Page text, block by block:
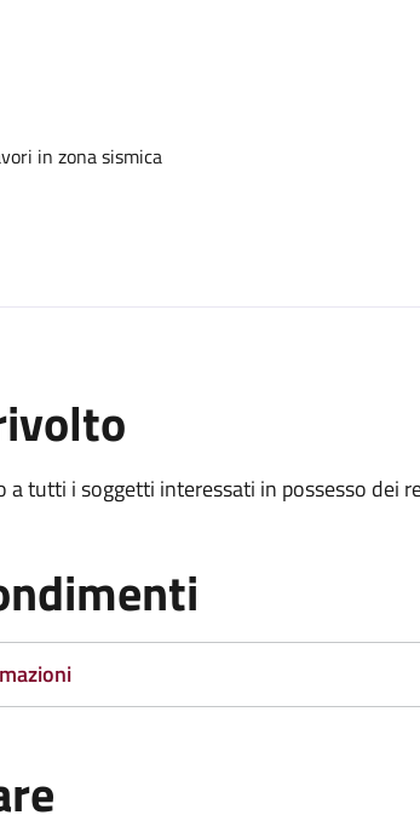
in zona sismica
a tutti i soggetti interessati in possesso dei